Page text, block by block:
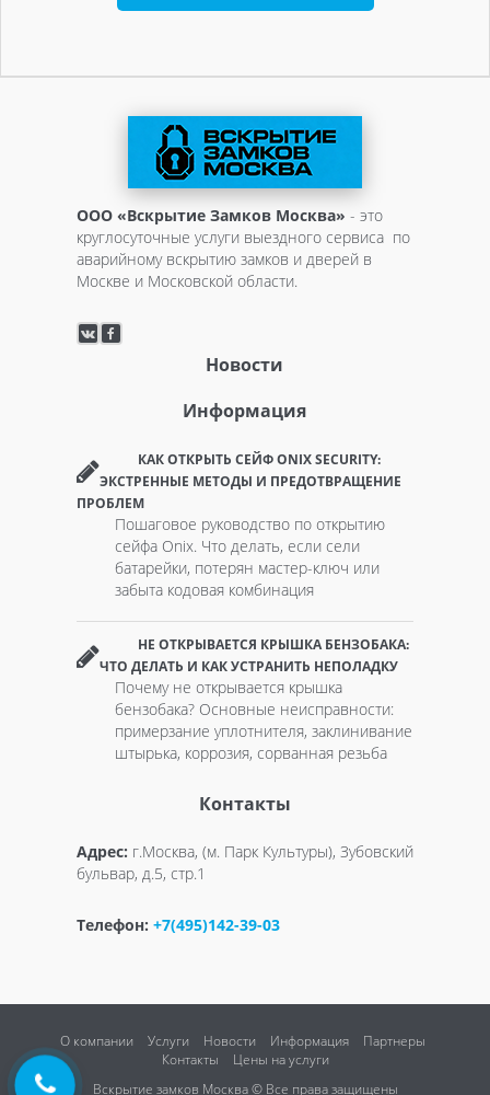
ООО «Вскрытие Замков Москва» - это
круглосуточные услуги выездного сервиса по
аварийному вскрытию замков и дверей в
Москве и Московской области.
Новости
Информация
КАК ОТКРЫТЬ СЕЙФ ONIX SECURITY:
ЭКСТРЕННЫЕ МЕТОДЫ И ПРЕДОТВРАЩЕНИЕ
ПРОБЛЕМ
Пошаговое руководство по открытию
сейфа Onix. Что делать, если сели
батарейки, потерян мастер-ключ или
забыта кодовая комбинация
НЕ ОТКРЫВАЕТСЯ КРЫШКА БЕНЗОБАКА:
ЧТО ДЕЛАТЬ И КАК УСТРАНИТЬ НЕПОЛАДКУ
Почему не открывается крышка
бензобака? Основные неисправности:
примерзание уплотнителя, заклинивание
штырька, коррозия, сорванная резьба
Контакты
Адрес: г.Москва, (м. Парк Культуры), Зубовский
бульвар, д.5, стр.1
Телефон: +7(495)142-39-03
О компании Услуги Новости Информация
Партнеры
Контакты
Цены на услуги
Вскрытие замков Москва © Все права защищены